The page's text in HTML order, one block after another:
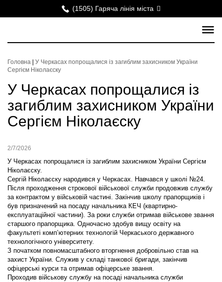
(1505) Гаряча лінія міста
Головна
У Черкасах попрощалися із загиблим захисником України
Сергієм Ніколаєску
У Черкасах попрощалися із
загиблим захисником України
Сергієм Ніколаєску
2/7/2026
У Черкасах попрощалися із загиблим захисником України Сергієм
Ніколаєску.
Сергій Ніколаєску народився у Черкасах. Навчався у школі №24.
Після проходження строкової військової служби продовжив службу
за контрактом у військовій частині. Закінчив школу прапорщиків і
був призначений на посаду начальника КЕЧ (квартирно-
експлуатаційної частини). За роки служби отримав військове звання
старшого прапорщика. Одночасно здобув вищу освіту на
факультеті комп’ютерних технологій Черкаського державного
технологічного університету.
З початком повномасштабного вторгнення добровільно став на
захист України. Служив у складі танкової бригади, закінчив
офіцерські курси та отримав офіцерське звання.
Проходив військову службу на посаді начальника служби